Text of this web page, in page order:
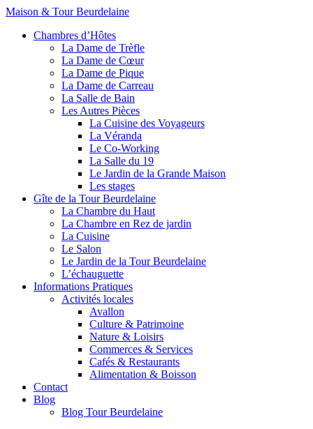
Maison & Tour Beurdelaine
Chambres d’Hôtes
La Dame de Trèfle
La Dame de Cœur
La Dame de Pique
La Dame de Carreau
La Salle de Bain
Les Autres Pièces
La Cuisine des Voyageurs
La Véranda
Le Co-Working
La Salle du 19
Le Jardin de la Grande Maison
Les stages
Gîte de la Tour Beurdelaine
La Chambre du Haut
La Chambre en Rez de jardin
La Cuisine
Le Salon
Le Jardin de la Tour Beurdelaine
L’échauguette
Informations Pratiques
Activités locales
Avallon
Culture & Patrimoine
Nature & Loisirs
Commerces & Services
Cafés & Restaurants
Alimentation & Boisson
Contact
Blog
Blog Tour Beurdelaine